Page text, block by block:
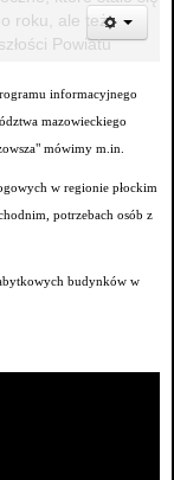
roku, ale też
Powiatu
informacyjnego
mazowieckiego
mówimy m.in.
w regionie płockim
potrzebach osób z
budynków w